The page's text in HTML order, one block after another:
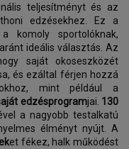
teljesítményt és az
edzésekhez. Ez a
komoly sportolóknak,
ideális választás. Az
saját okoseszközét
és ezáltal férjen hozzá
mint például a
edzésprogramjai. 130
a nagyobb testalkatú
élményt nyújt. A
et fékez, halk működést